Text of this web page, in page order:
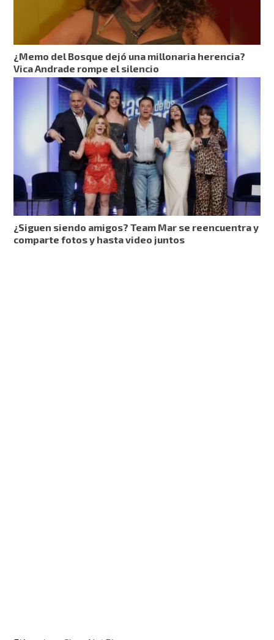
¿Memo del Bosque dejó una millonaria herencia?
Vica Andrade rompe el silencio
¿Siguen siendo amigos? Team Mar se reencuentra y
comparte fotos y hasta video juntos